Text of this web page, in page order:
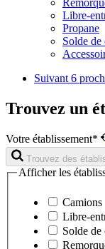
Libre-
Propane
Solde de
Suivant 6
Trouvez un
Votre établissement*
Trouvez des
Afficher les
Camions
Libre-
Solde de